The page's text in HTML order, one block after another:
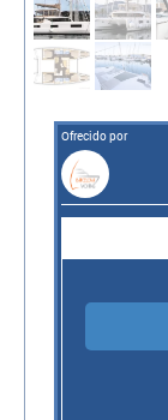
Ofrecido por